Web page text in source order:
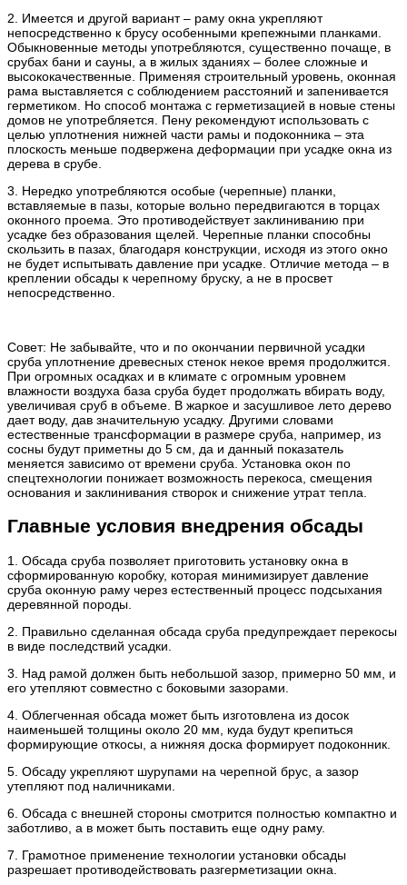
2. Имеется и другой вариант – раму окна укрепляют
непосредственно к брусу особенными крепежными планками.
Обыкновенные методы употребляются, существенно почаще, в
срубах бани и сауны, а в жилых зданиях – более сложные и
высококачественные. Применяя строительный уровень, оконная
рама выставляется с соблюдением расстояний и запенивается
герметиком. Но способ монтажа с герметизацией в новые стены
домов не употребляется. Пену рекомендуют использовать с
целью уплотнения нижней части рамы и подоконника – эта
плоскость меньше подвержена деформации при усадке окна из
дерева в срубе.
3. Нередко употребляются особые (черепные) планки,
вставляемые в пазы, которые вольно передвигаются в торцах
оконного проема. Это противодействует заклиниванию при
усадке без образования щелей. Черепные планки способны
скользить в пазах, благодаря конструкции, исходя из этого окно
не будет испытывать давление при усадке. Отличие метода – в
креплении обсады к черепному бруску, а не в просвет
непосредственно.
Совет: Не забывайте, что и по окончании первичной усадки
сруба уплотнение древесных стенок некое время продолжится.
При огромных осадках и в климате с огромным уровнем
влажности воздуха база сруба будет продолжать вбирать воду,
увеличивая сруб в объеме. В жаркое и засушливое лето дерево
дает воду, дав значительную усадку. Другими словами
естественные трансформации в размере сруба, например, из
сосны будут приметны до 5 см, да и данный показатель
меняется зависимо от времени сруба. Установка окон по
спецтехнологии понижает возможность перекоса, смещения
основания и заклинивания створок и снижение утрат тепла.
Главные условия внедрения обсады
1. Обсада сруба позволяет приготовить установку окна в
сформированную коробку, которая минимизирует давление
сруба оконную раму через естественный процесс подсыхания
деревянной породы.
2. Правильно сделанная обсада сруба предупреждает перекосы
в виде последствий усадки.
3. Над рамой должен быть небольшой зазор, примерно 50 мм, и
его утепляют совместно с боковыми зазорами.
4. Облегченная обсада может быть изготовлена из досок
наименьшей толщины около 20 мм, куда будут крепиться
формирующие откосы, а нижняя доска формирует подоконник.
5. Обсаду укрепляют шурупами на черепной брус, а зазор
утепляют под наличниками.
6. Обсада с внешней стороны смотрится полностью компактно и
заботливо, а в может быть поставить еще одну раму.
7. Грамотное применение технологии установки обсады
разрешает противодействовать разгерметизации окна.